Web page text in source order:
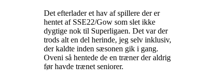
Det efterlader et hav af spillere der er
hentet af SSE22/Gow som slet ikke
dygtige nok til Superligaen. Det var der
trods alt en del herinde, jeg selv inklusiv,
der kaldte inden sæsonen gik i gang.
Oveni så hentede de en træner der aldrig
før havde trænet seniorer.